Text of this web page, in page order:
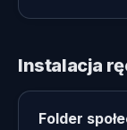
Instalacja
Folder